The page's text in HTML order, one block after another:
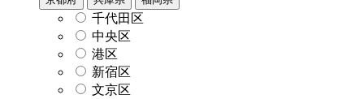
千代田区
中央区
港区
新宿区
文京区